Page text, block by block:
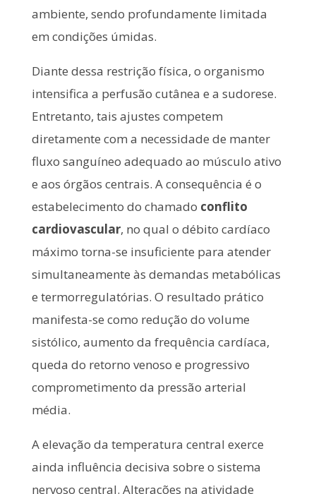
ambiente, sendo profundamente limitada
em condições úmidas.
Diante dessa restrição física, o organismo
intensifica a perfusão cutânea e a sudorese.
Entretanto, tais ajustes competem
diretamente com a necessidade de manter
fluxo sanguíneo adequado ao músculo ativo
e aos órgãos centrais. A consequência é o
estabelecimento do chamado conflito
cardiovascular, no qual o débito cardíaco
máximo torna-se insuficiente para atender
simultaneamente às demandas metabólicas
e termorregulatórias. O resultado prático
manifesta-se como redução do volume
sistólico, aumento da frequência cardíaca,
queda do retorno venoso e progressivo
comprometimento da pressão arterial
média.
A elevação da temperatura central exerce
ainda influência decisiva sobre o sistema
nervoso central. Alterações na atividade